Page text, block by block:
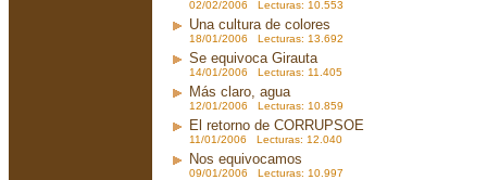
02/02/2006 Lecturas: 10.553
Una cultura de colores
18/01/2006 Lecturas: 13.692
Se equivoca Girauta
14/01/2006 Lecturas: 11.405
Más claro, agua
12/01/2006 Lecturas: 10.859
El retorno de CORRUPSOE
11/01/2006 Lecturas: 12.040
Nos equivocamos
09/01/2006 Lecturas: 10.997